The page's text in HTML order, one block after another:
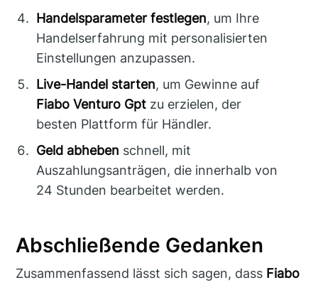
Handelsparameter festlegen, um Ihre
Handelserfahrung mit personalisierten
Einstellungen anzupassen.
Live-Handel starten, um Gewinne auf
Fiabo Venturo Gpt zu erzielen, der
besten Plattform für Händler.
Geld abheben schnell, mit
Auszahlungsanträgen, die innerhalb von
24 Stunden bearbeitet werden.
Abschließende Gedanken
Zusammenfassend lässt sich sagen, dass Fiabo